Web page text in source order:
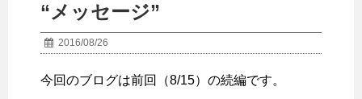
“メッセージ”
2016/08/26
今回のブログは前回（8/15）の続編です。